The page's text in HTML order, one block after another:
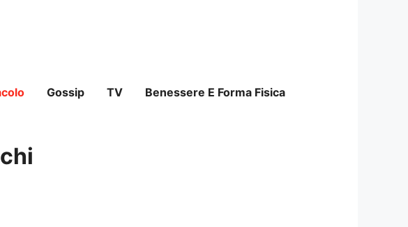
Gossip TV Benessere E Forma Fisica